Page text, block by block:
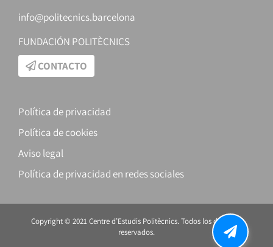
info@politecnics.barcelona
FUNDACIÓN POLITÈCNICS
CONTACTO
Política de privacidad
Política de cookies
Aviso legal
Política de privacidad en redes sociales
Copyright © 2021 Centre d’Estudis Politècnics. Todos los derechos
reservados.